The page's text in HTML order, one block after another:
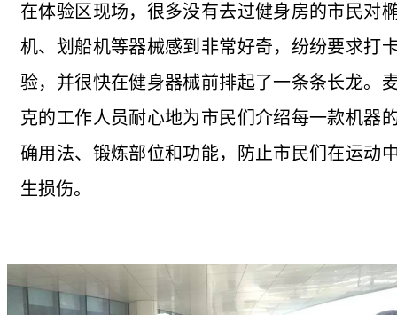
在体验区现场，很多没有去过健身房的市民对
机、划船机等器械感到非常好奇，纷纷要求打
验，并很快在健身器械前排起了一条条长龙。
克的工作人员耐心地为市民们介绍每一款机器
确用法、锻炼部位和功能，防止市民们在运动
生损伤。